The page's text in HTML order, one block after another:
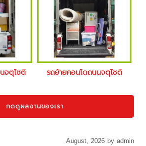
จตุโชติ รถย้ายคอนโดถนนจตุโชติ
กดดูผลงานของเรา
August, 2026 by admin